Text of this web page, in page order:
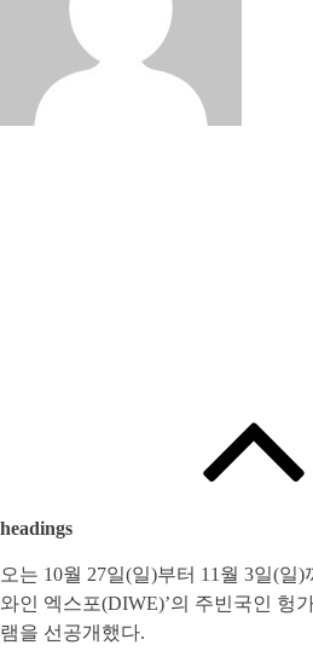
headings
오는 10월 27일(일)부터 11월 3일(일)
와인 엑스포(DIWE)’의 주빈국인 헝
램을 선공개했다.